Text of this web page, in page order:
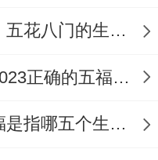
五花八门是指什么生肖，五花八门的生肖究竟是谁？
哪些生肖是五福生肖，2023正确的五福生肖是哪5位
五福生肖是哪几个，五福是指哪五个生肖动物